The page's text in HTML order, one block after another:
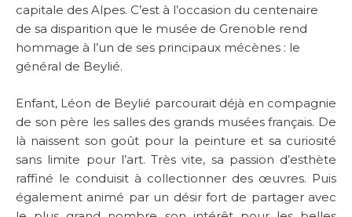
capitale des Alpes. C’est à l’occasion du centenaire
de sa disparition que le musée de Grenoble rend
hommage à l’un de ses principaux mécènes : le
général de Beylié.
Enfant, Léon de Beylié parcourait déjà en compagnie
de son père les salles des grands musées français. De
là naissent son goût pour la peinture et sa curiosité
sans limite pour l’art. Très vite, sa passion d’esthète
raffiné le conduisit à collectionner des œuvres. Puis
également animé par un désir fort de partager avec